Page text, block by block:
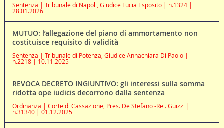
Sentenza | Tribunale di Napoli, Giudice Lucia Esposito | n.1324 |
28.01.2026
MUTUO: l’allegazione del piano di ammortamento non
costituisce requisito di validità
Sentenza | Tribunale di Potenza, Giudice Annachiara Di Paolo |
n.2218 | 10.11.2025
REVOCA DECRETO INGIUNTIVO: gli interessi sulla somma
ridotta ope iudicis decorrono dalla sentenza
Ordinanza | Corte di Cassazione, Pres. De Stefano -Rel. Guizzi |
n.31340 | 01.12.2025